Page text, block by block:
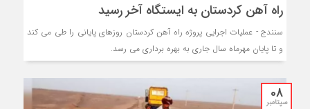
راه آهن کردستان به ایستگاه آخر رسید
سنندج - عملیات اجرایی پروژه راه آهن کردستان روزهای پایانی را طی می کند
و تا پایان مهرماه سال جاری به بهره برداری می رسد.
08
سپتامبر